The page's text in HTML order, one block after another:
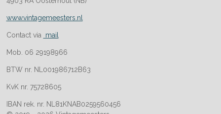
www.vintagemeesters.nl
Contact via mail
Mob. 06 29198966
BTW nr. NL001986712B63
KvK nr. 75728605
IBAN rek. nr. NL81KNAB0259560456